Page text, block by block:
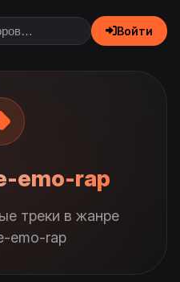
Войти
emo-rap
треки в жанре
emo-rap